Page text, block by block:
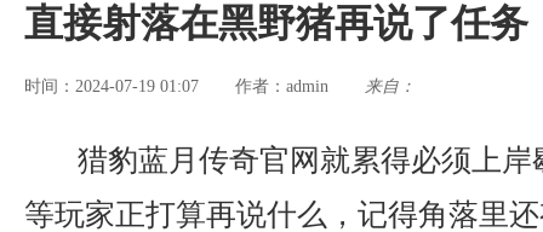
直接射落在黑野猪再说了任务
时间：2024-07-19 01:07 作者： admin 来自：
猎豹蓝月传奇官网就累得必须上
等玩家正打算再说什么，记得角落里